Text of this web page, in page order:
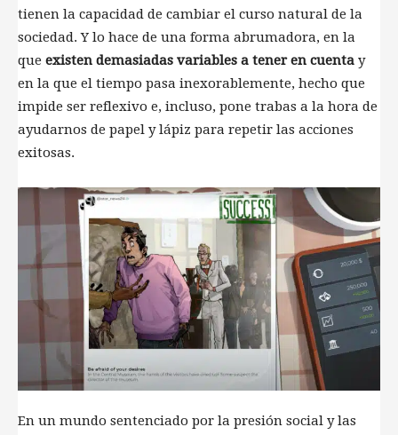
tienen la capacidad de cambiar el curso natural de la
sociedad. Y lo hace de una forma abrumadora, en la
que existen demasiadas variables a tener en cuenta y
en la que el tiempo pasa inexorablemente, hecho que
impide ser reflexivo e, incluso, pone trabas a la hora de
ayudarnos de papel y lápiz para repetir las acciones
exitosas.
En un mundo sentenciado por la presión social y las